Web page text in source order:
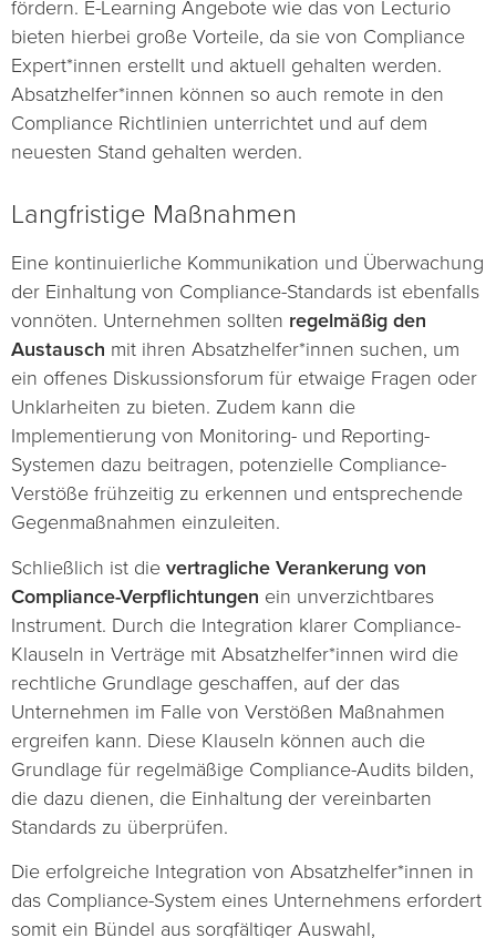
fördern. E-Learning Angebote wie das von Lecturio
bieten hierbei große Vorteile, da sie von Compliance
Expert*innen erstellt und aktuell gehalten werden.
Absatzhelfer*innen können so auch remote in den
Compliance Richtlinien unterrichtet und auf dem
neuesten Stand gehalten werden.
Langfristige Maßnahmen
Eine kontinuierliche Kommunikation und Überwachung
der Einhaltung von Compliance-Standards ist ebenfalls
vonnöten. Unternehmen sollten regelmäßig den
Austausch mit ihren Absatzhelfer*innen suchen, um
ein offenes Diskussionsforum für etwaige Fragen oder
Unklarheiten zu bieten. Zudem kann die
Implementierung von Monitoring- und Reporting-
Systemen dazu beitragen, potenzielle Compliance-
Verstöße frühzeitig zu erkennen und entsprechende
Gegenmaßnahmen einzuleiten.
Schließlich ist die vertragliche Verankerung von
Compliance-Verpflichtungen ein unverzichtbares
Instrument. Durch die Integration klarer Compliance-
Klauseln in Verträge mit Absatzhelfer*innen wird die
rechtliche Grundlage geschaffen, auf der das
Unternehmen im Falle von Verstößen Maßnahmen
ergreifen kann. Diese Klauseln können auch die
Grundlage für regelmäßige Compliance-Audits bilden,
die dazu dienen, die Einhaltung der vereinbarten
Standards zu überprüfen.
Die erfolgreiche Integration von Absatzhelfer*innen in
das Compliance-System eines Unternehmens erfordert
somit ein Bündel aus sorgfältiger Auswahl,